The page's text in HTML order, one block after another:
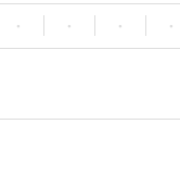
・ ・ ・ ・